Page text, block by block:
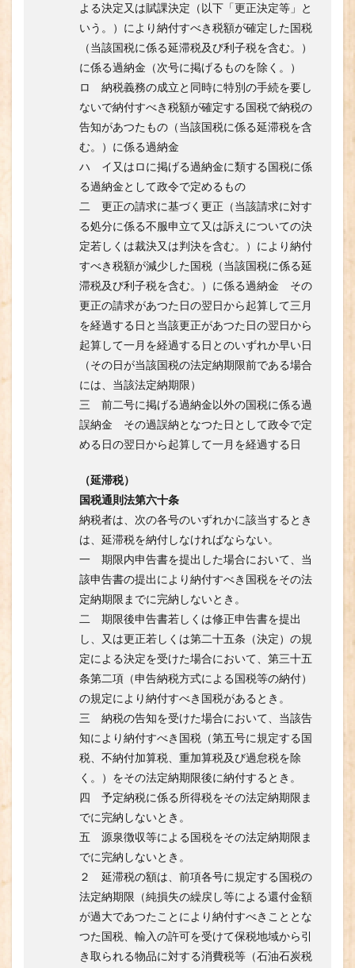
よる決定又は賦課決定（以下「更正決定等」と
いう。）により納付すべき税額が確定した国税
（当該国税に係る延滞税及び利子税を含む。）
に係る過納金（次号に掲げるものを除く。）
ロ 納税義務の成立と同時に特別の手続を要し
ないで納付すべき税額が確定する国税で納税の
告知があつたもの（当該国税に係る延滞税を含
む。）に係る過納金
ハ イ又はロに掲げる過納金に類する国税に係
る過納金として政令で定めるもの
二 更正の請求に基づく更正（当該請求に対す
る処分に係る不服申立て又は訴えについての決
定若しくは裁決又は判決を含む。）により納付
すべき税額が減少した国税（当該国税に係る延
滞税及び利子税を含む。）に係る過納金 その
更正の請求があつた日の翌日から起算して三月
を経過する日と当該更正があつた日の翌日から
起算して一月を経過する日とのいずれか早い日
（その日が当該国税の法定納期限前である場合
には、当該法定納期限）
三 前二号に掲げる過納金以外の国税に係る過
誤納金 その過誤納となつた日として政令で定
める日の翌日から起算して一月を経過する日
（延滞税）
国税通則法第六十条
納税者は、次の各号のいずれかに該当するとき
は、延滞税を納付しなければならない。
一 期限内申告書を提出した場合において、当
該申告書の提出により納付すべき国税をその法
定納期限までに完納しないとき。
二 期限後申告書若しくは修正申告書を提出
し、又は更正若しくは第二十五条（決定）の規
定による決定を受けた場合において、第三十五
条第二項（申告納税方式による国税等の納付）
の規定により納付すべき国税があるとき。
三 納税の告知を受けた場合において、当該告
知により納付すべき国税（第五号に規定する国
税、不納付加算税、重加算税及び過怠税を除
く。）をその法定納期限後に納付するとき。
四 予定納税に係る所得税をその法定納期限ま
でに完納しないとき。
五 源泉徴収等による国税をその法定納期限ま
でに完納しないとき。
２ 延滞税の額は、前項各号に規定する国税の
法定納期限（純損失の繰戻し等による還付金額
が過大であつたことにより納付すべきこととな
つた国税、輸入の許可を受けて保税地域から引
き取られる物品に対する消費税等（石油石炭税